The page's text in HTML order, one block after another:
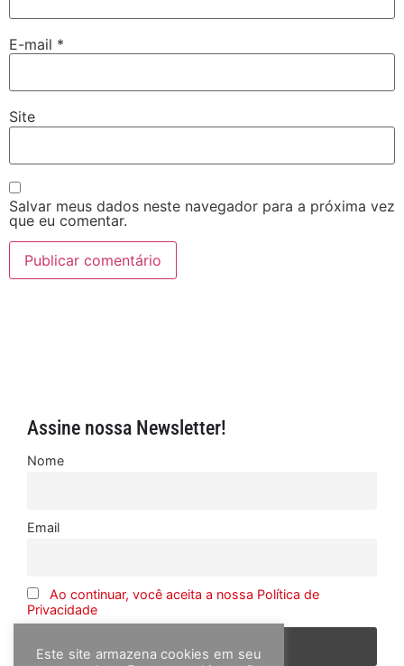
E-mail *
Site
Salvar meus dados neste navegador para a próxima vez
que eu comentar.
Assine nossa Newsletter!
Nome
Email
Ao continuar, você aceita a nossa Política de
Privacidade
Este site armazena cookies em seu